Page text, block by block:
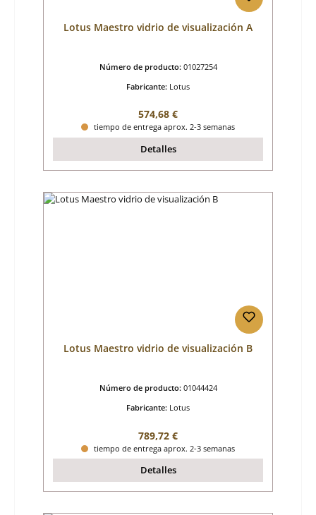
Lotus Maestro vidrio de visualización A
Número de producto: 01027254
Fabricante: Lotus
Precio normal:
574,68 €
tiempo de entrega aprox. 2-3 semanas
Detalles
Lotus Maestro vidrio de visualización B
Número de producto: 01044424
Fabricante: Lotus
Precio normal:
789,72 €
tiempo de entrega aprox. 2-3 semanas
Detalles